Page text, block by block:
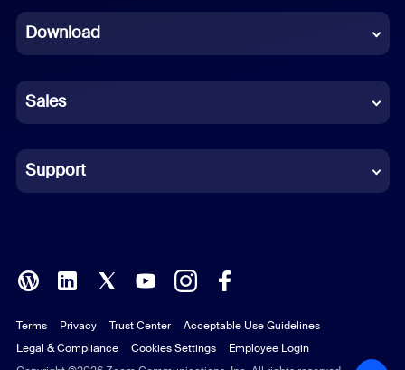
French
German
Indonesian
Italian
Polish
Portuguese (Brazil)
Download
Sales
Support
Terms Privacy Trust Center
Acceptable Use Guidelines
Legal & Compliance
Cookies Settings Employee Login